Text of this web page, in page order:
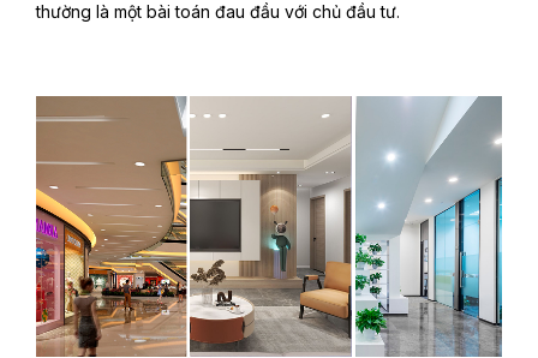
thường là một bài toán đau đầu với chủ đầu tư.